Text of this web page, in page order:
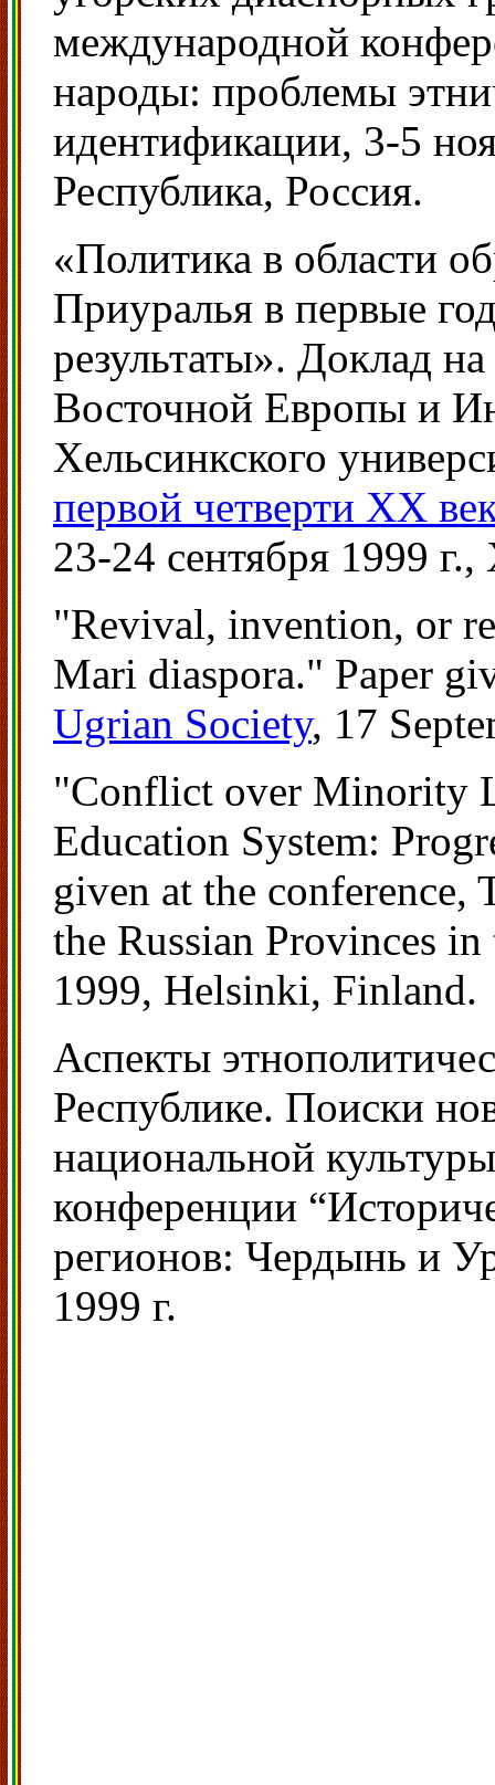
международной
народы: проблемы
идентификации, 3-5
Республика, Россия.
«Политика в области
Приуралья в первые
результаты». Доклад
Восточной Европы и
Хельсинкского
первой четверти ХХ
23-24 сентября 1999
"Revival, invention, or
Mari diaspora." Paper
Ugrian Society, 17
"Conflict over Minority
Education System:
given at the conference,
the Russian Provinces
1999, Helsinki, Finland.
Аспекты
Республике. Поиски
национальной
конференции
регионов: Чердынь и
1999 г.